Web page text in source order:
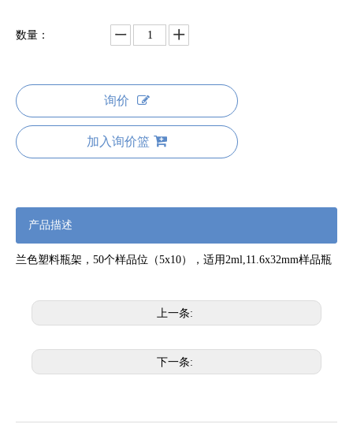
数量：
询价
加入询价篮
产品描述
兰色塑料瓶架，50个样品位（5x10），适用2ml,11.6x32mm样品瓶
上一条:
下一条: